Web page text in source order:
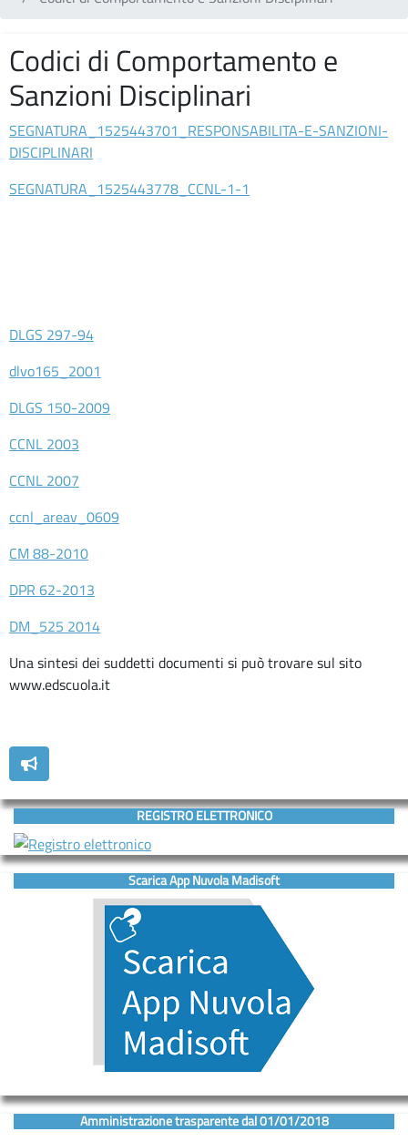
PRIMARIA
CALVINO
SCUOLA
PRIMARIA
GIANNI
Comunicazioni
–
Codici di Comportamento e
Sanzioni Disciplinari
SEGNATURA_1525443701_RESPONSABILITA-E-SANZIONI-
DISCIPLINARI
SEGNATURA_1525443778_CCNL-1-1
DLGS 297-94
dlvo165_2001
DLGS 150-2009
CCNL 2003
CCNL 2007
ccnl_areav_0609
CM 88-2010
DPR 62-2013
DM_525 2014
Una sintesi dei suddetti documenti si può trovare sul sito
www.edscuola.it
REGISTRO ELETTRONICO
Scarica App Nuvola Madisoft
Amministrazione trasparente dal 01/01/2018